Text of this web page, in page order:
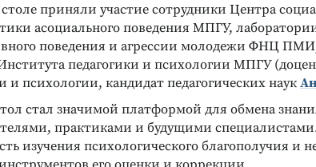
приняли участие сотрудники Центра
асоциального поведения МПГУ,
поведения и агрессии молодежи ФНЦ
педагогики и психологии МПГУ
и психологии, кандидат педагогических наук
стал значимой платформой для обмена
практиками и будущими
изучения психологического благополучия и